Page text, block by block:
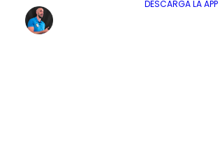
DESCARGA LA APP